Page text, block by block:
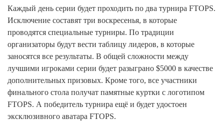
Каждый день серии будет проходить по два турнира FTOPS.
Исключение составят три воскресенья, в которые
проводятся специальные турниры. По традиции
организаторы будут вести таблицу лидеров, в которые
заносятся все результаты. В общей сложности между
лучшими игроками серии будет разыграно $5000 в качестве
дополнительных призовых. Кроме того, все участники
финального стола получат памятные куртки с логотипом
FTOPS. А победитель турнира ещё и будет удостоен
эксклюзивного аватара FTOPS.